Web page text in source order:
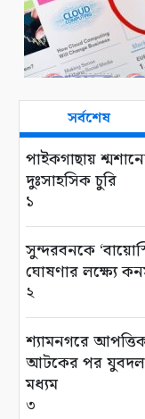
সর্বশেষ
পাইকগাছায়
দুঃসাহসিক চুরি
১
সুন্দরবনকে
ঘোষণার লক্ষ্যে
২
শ্যামনগরে
আটকের পর যুবদল
মধ্যম
৩